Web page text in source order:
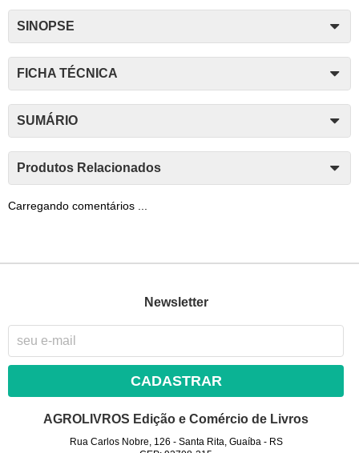
SINOPSE
FICHA TÉCNICA
SUMÁRIO
Produtos Relacionados
Carregando comentários ...
Newsletter
CADASTRAR
AGROLIVROS Edição e Comércio de Livros
Rua Carlos Nobre, 126 - Santa Rita, Guaíba- RS